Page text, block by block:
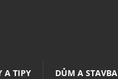
A TIPY DŮM A STAVBA